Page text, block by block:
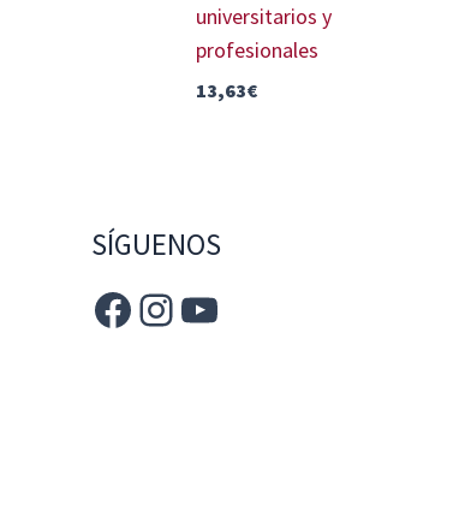
universitarios y
profesionales
13,63€
SÍGUENOS